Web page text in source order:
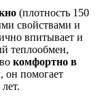
(плотность 150
свойствами и
впитывает и
теплообмен,
комфортно в
он помогает